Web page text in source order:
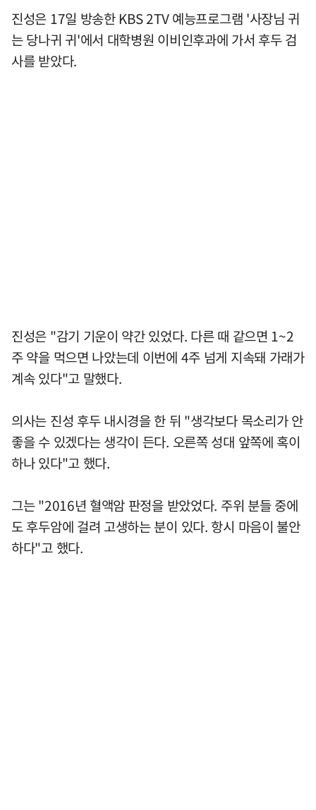
진성은 17일 방송한 KBS 2TV 예능프로그램 '사장님 귀
는 당나귀 귀'에서 대학병원 이비인후과에 가서 후두 검
사를 받았다.
진성은 "감기 기운이 약간 있었다. 다른 때 같으면 1~2
주 약을 먹으면 나았는데 이번에 4주 넘게 지속돼 가래가
계속 있다"고 말했다.
의사는 진성 후두 내시경을 한 뒤 "생각보다 목소리가 안
좋을 수 있겠다는 생각이 든다. 오른쪽 성대 앞쪽에 혹이
하나 있다"고 했다.
그는 "2016년 혈액암 판정을 받았었다. 주위 분들 중에
도 후두암에 걸려 고생하는 분이 있다. 항시 마음이 불안
하다"고 했다.